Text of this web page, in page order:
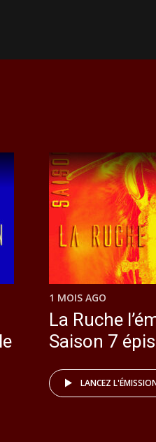
1 MOIS AGO
La Ruche
Saison 7
LANCEZ